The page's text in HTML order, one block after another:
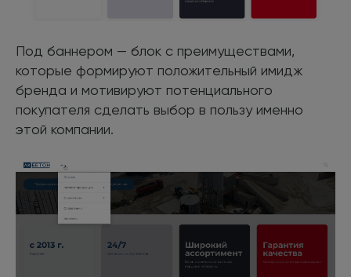
Под баннером — блок с преимуществами,
которые формируют положительный имидж
бренда и мотивируют потенциального
покупателя сделать выбор в пользу именно
этой компании.